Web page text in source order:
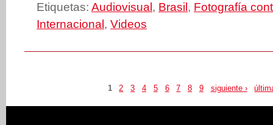
Etiquetas: Audiovisual , Brasil , Fotografía
Internacional , Videos
1 2 3 4 5 6 7 8 9 siguiente ›